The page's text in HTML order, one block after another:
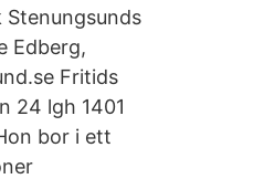
Stenungsunds
Edberg,
Fritids
24 lgh 1401
bor i ett